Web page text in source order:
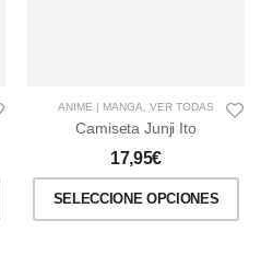
VER TODAS,VIDEOJUEGOS
ANIME | MANGA VER TODAS
Camiseta Junji Ito
17,95€
SELECCIONE OPCIONES